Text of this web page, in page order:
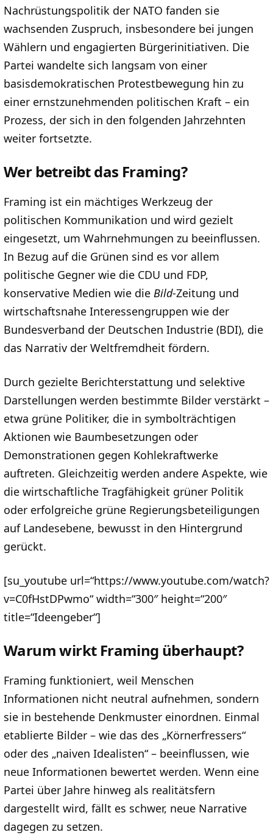
Nachrüstungspolitik der NATO fanden sie
wachsenden Zuspruch, insbesondere bei jungen
Wählern und engagierten Bürgerinitiativen. Die
Partei wandelte sich langsam von einer
basisdemokratischen Protestbewegung hin zu
einer ernstzunehmenden politischen Kraft – ein
Prozess, der sich in den folgenden Jahrzehnten
weiter fortsetzte.
Wer betreibt das Framing?
Framing ist ein mächtiges Werkzeug der
politischen Kommunikation und wird gezielt
eingesetzt, um Wahrnehmungen zu beeinflussen.
In Bezug auf die Grünen sind es vor allem
politische Gegner wie die CDU und FDP,
konservative Medien wie die Bild-Zeitung und
wirtschaftsnahe Interessengruppen wie der
Bundesverband der Deutschen Industrie (BDI), die
das Narrativ der Weltfremdheit fördern.
Durch gezielte Berichterstattung und selektive
Darstellungen werden bestimmte Bilder verstärkt –
etwa grüne Politiker, die in symbolträchtigen
Aktionen wie Baumbesetzungen oder
Demonstrationen gegen Kohlekraftwerke
auftreten. Gleichzeitig werden andere Aspekte, wie
die wirtschaftliche Tragfähigkeit grüner Politik
oder erfolgreiche grüne Regierungsbeteiligungen
auf Landesebene, bewusst in den Hintergrund
gerückt.
[su_youtube url=“https://www.youtube.com/watch?
v=C0fHstDPwmo“ width=“300″ height=“200″
title=“Ideengeber“]
Warum wirkt Framing überhaupt?
Framing funktioniert, weil Menschen
Informationen nicht neutral aufnehmen, sondern
sie in bestehende Denkmuster einordnen. Einmal
etablierte Bilder – wie das des „Körnerfressers“
oder des „naiven Idealisten“ – beeinflussen, wie
neue Informationen bewertet werden. Wenn eine
Partei über Jahre hinweg als realitätsfern
dargestellt wird, fällt es schwer, neue Narrative
dagegen zu setzen.